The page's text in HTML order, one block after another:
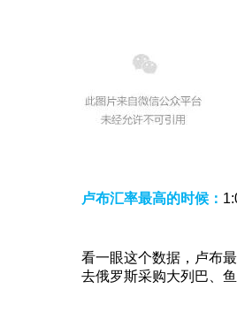
卢布汇率最高的时候：
看一眼这个数据，卢布
去俄罗斯采购大列巴、